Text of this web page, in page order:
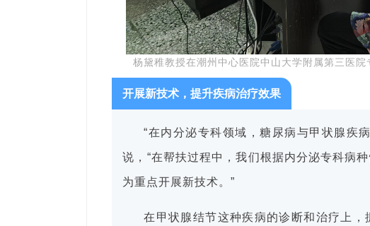
杨黛稚教授在潮州中心医院中山大学附属第三医院
开展新技术，提升疾病治疗效果
“在内分泌专科领域，糖尿病与甲状腺疾
说，“在帮扶过程中，我们根据内分泌专科病
为重点开展新技术。”
在甲状腺结节这种疾病的诊断和治疗上